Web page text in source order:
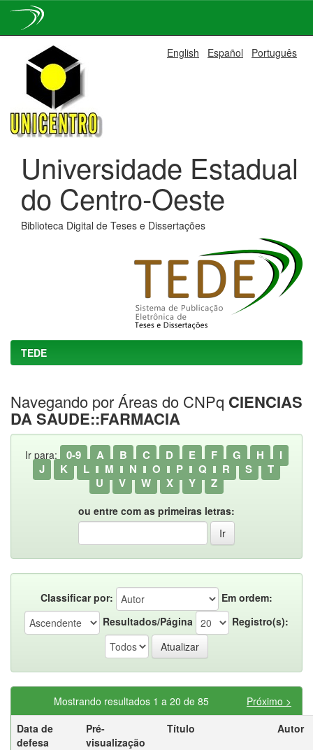
navigation
English Español Português
Universidade Estadual
do Centro-Oeste
Biblioteca Digital de Teses e Dissertações
TEDE
Navegando por Áreas do CNPq CIENCIAS
DA SAUDE::FARMACIA
Ir para: 0-9 A B C D E F G H
I
J
K L M N O P Q R S
T
U
V W X Y Z
ou entre com as primeiras letras:
Classificar por:
Em ordem:
Resultados/Página
Registro(s):
Mostrando resultados 1 a 20 de 85
Próximo >
Data de
defesa
Pré-
visualização
Título Autor